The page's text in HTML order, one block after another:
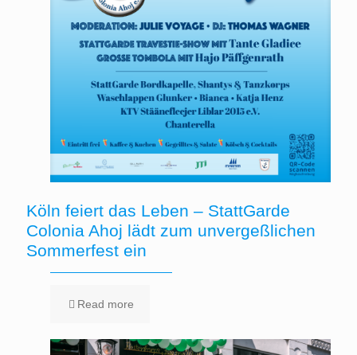
Köln feiert das Leben – StattGarde
Colonia Ahoj lädt zum unvergeßlichen
Sommerfest ein
Read more